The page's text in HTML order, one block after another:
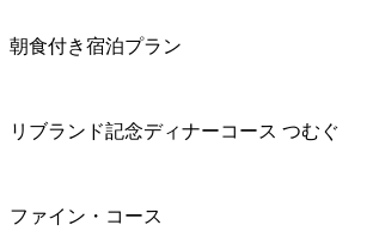
朝食付き宿泊プラン
リブランド記念ディナーコース つむぐ
ファイン・コース